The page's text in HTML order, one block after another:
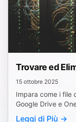
Trovare ed
15 ottobre 2025
Impara come i file
Google Drive e
e prevenirli con le
Leggi di Più →